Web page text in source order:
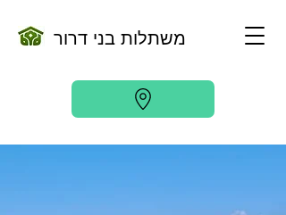
משתלות בני דרור